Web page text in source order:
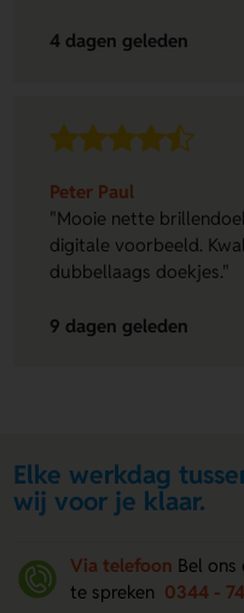
4 dagen geleden
Peter Paul
"Mooie nette
digitale voorbeeld.
dubbellaags doekjes."
9 dagen geleden
Elke werkdag
wij voor je klaar.
Via telefoon Bel ons
te spreken 0344 -